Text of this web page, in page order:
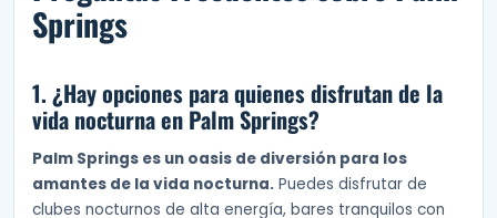
Springs
1. ¿Hay opciones para quienes disfrutan de la
vida nocturna en Palm Springs?
Palm Springs es un oasis de diversión para los
amantes de la vida nocturna. Puedes disfrutar de
clubes nocturnos de alta energía, bares tranquilos con